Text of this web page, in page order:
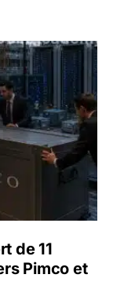
de
de 11
Pimco et